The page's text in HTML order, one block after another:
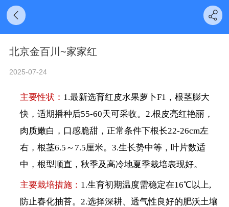
北京金百川~家家红
2025-07-24
主要性状： 1.最新选育红皮水果萝卜F1，根茎膨大
快，适期播种后55-60天可采收。2.根皮亮红艳丽，
肉质嫩白，口感脆甜，正常条件下根长22-26cm左
右，根茎6.5～7.5厘米。3.生长势中等，叶片数适
中，根型顺直，秋季及高冷地夏季栽培表现好。
主要栽培措施： 1.生育初期温度需稳定在16℃以上,
防止春化抽苔。2.选择深耕、透气性良好的肥沃土壤